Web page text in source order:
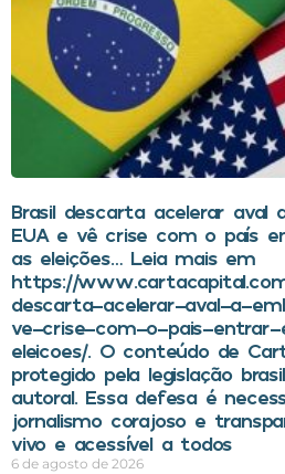
Brasil descarta acelerar aval
EUA e vê crise com o país
as eleições… Leia mais em
https://
descarta-acelerar-aval-a-
ve-crise-com-o-pais-
eleicoes/. O conteúdo de
protegido pela legislação
autoral. Essa defesa é
jornalismo corajoso e
vivo e acessível a todos
6 de agosto de 2026